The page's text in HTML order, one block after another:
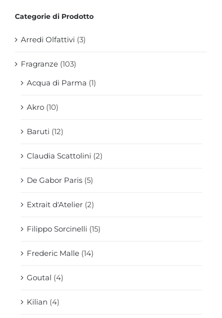
Categorie di Prodotto
Arredi Olfattivi (3)
Fragranze (103)
Acqua di Parma (1)
Akro (10)
Baruti (12)
Claudia Scattolini (2)
De Gabor Paris (5)
Extrait d'Atelier (2)
Filippo Sorcinelli (15)
Frederic Malle (14)
Goutal (4)
Kilian (4)